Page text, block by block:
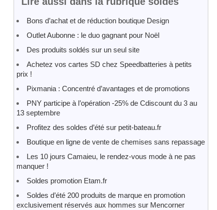
Bons d’achat et de réduction boutique Design
Outlet Aubonne : le duo gagnant pour Noël
Des produits soldés sur un seul site
Achetez vos cartes SD chez Speedbatteries à petits
prix !
Pixmania : Concentré d’avantages et de promotions
PNY participe à l’opération -25% de Cdiscount du 3 au
13 septembre
Profitez des soldes d’été sur petit-bateau.fr
Boutique en ligne de vente de chemises sans repassage
Les 10 jours Camaieu, le rendez-vous mode à ne pas
manquer !
Soldes promotion Etam.fr
Soldes d’été 200 produits de marque en promotion
exclusivement réservés aux hommes sur Mencorner